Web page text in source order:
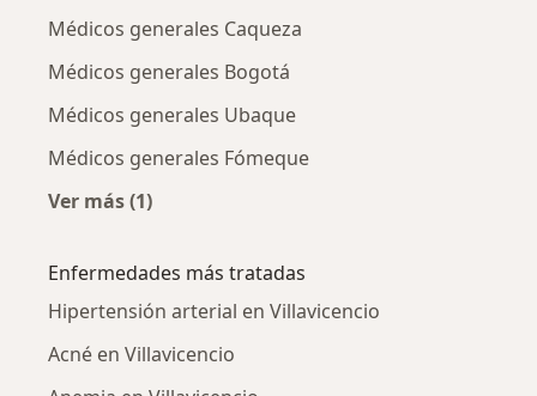
Médicos generales Caqueza
Médicos generales Bogotá
Médicos generales Ubaque
Médicos generales Fómeque
Ver más (1)
Enfermedades más tratadas
Hipertensión arterial en Villavicencio
Acné en Villavicencio